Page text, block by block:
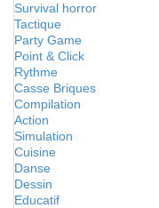
Survival horror
Tactique
Party Game
Point & Click
Rythme
Casse Briques
Compilation
Action
Simulation
Cuisine
Danse
Dessin
Educatif